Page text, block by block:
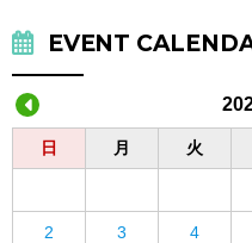
EVENT
日 月 火
2 3 4